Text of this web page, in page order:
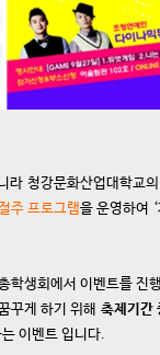
청강문화산업대학교
주 프로그램을 운영하여
학생회에서 이벤트를 진
꾸게 하기 위해 축제기간
이벤트 입니다.